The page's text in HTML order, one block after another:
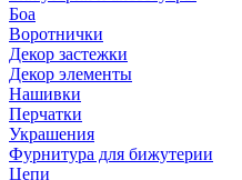
Боа
Воротнички
Декор застежки
Декор элементы
Нашивки
Перчатки
Украшения
Фурнитура для бижутерии
Цепи